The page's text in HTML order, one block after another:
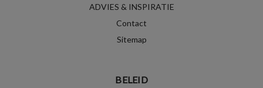
ADVIES & INSPIRATIE
Contact
Sitemap
BELEID